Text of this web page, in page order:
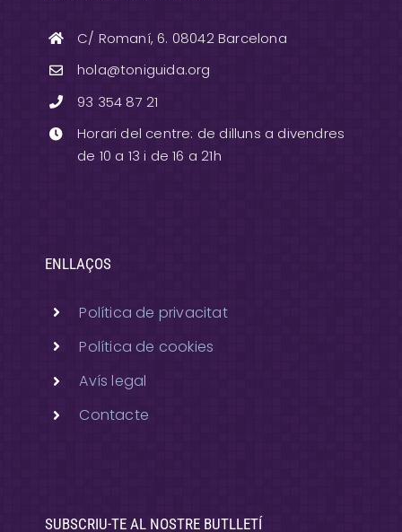
C/ Romaní, 6. 08042 Barcelona
hola@toniguida.org
93 354 87 21
Horari del centre: de dilluns a divendres
de 10 a 13 i de 16 a 21h
ENLLAÇOS
Política de privacitat
Política de cookies
Avís legal
Contacte
SUBSCRIU-TE AL NOSTRE BUTLLETÍ